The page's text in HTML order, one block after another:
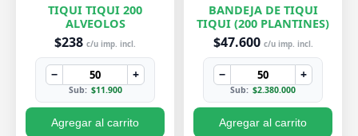
TIQUI TIQUI 200
ALVEOLOS
$238 c/u imp. incl.
− +
Sub: $11.900
Agregar al carrito
BANDEJA DE TIQUI
TIQUI (200 PLANTINES)
$47.600 c/u imp. incl.
− +
Sub: $2.380.000
Agregar al carrito